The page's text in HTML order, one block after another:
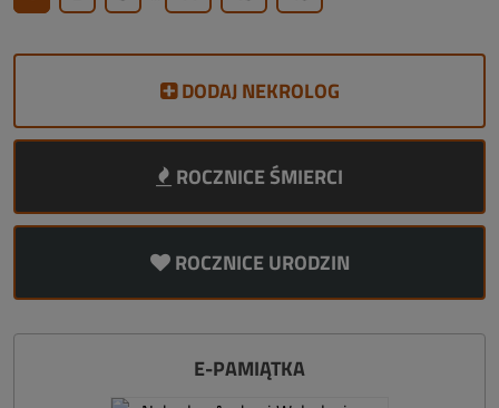
DODAJ NEKROLOG
ROCZNICE ŚMIERCI
ROCZNICE URODZIN
E-PAMIĄTKA